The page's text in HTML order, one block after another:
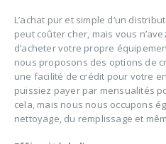
L’achat pur et simple d’un
peut coûter cher, mais vous
d’acheter votre propre
nous proposons des options de
une facilité de crédit pour votre
puissiez payer par mensualités
cela, mais nous nous occupons
nettoyage, du remplissage et